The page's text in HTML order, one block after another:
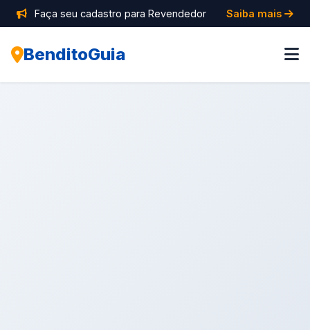
Faça seu cadastro para Revendedor Saiba mais
BenditoGuia